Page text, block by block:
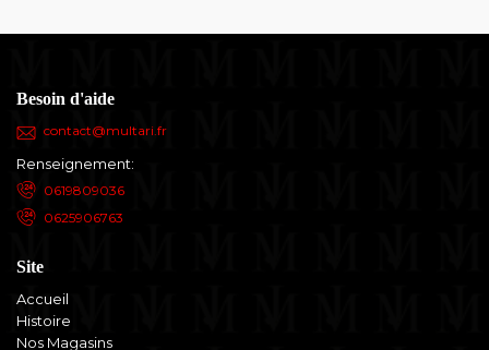
Besoin d'aide
contact@multari.fr
Renseignement:
0619809036
0625906763
Site
Accueil
Histoire
Nos Magasins